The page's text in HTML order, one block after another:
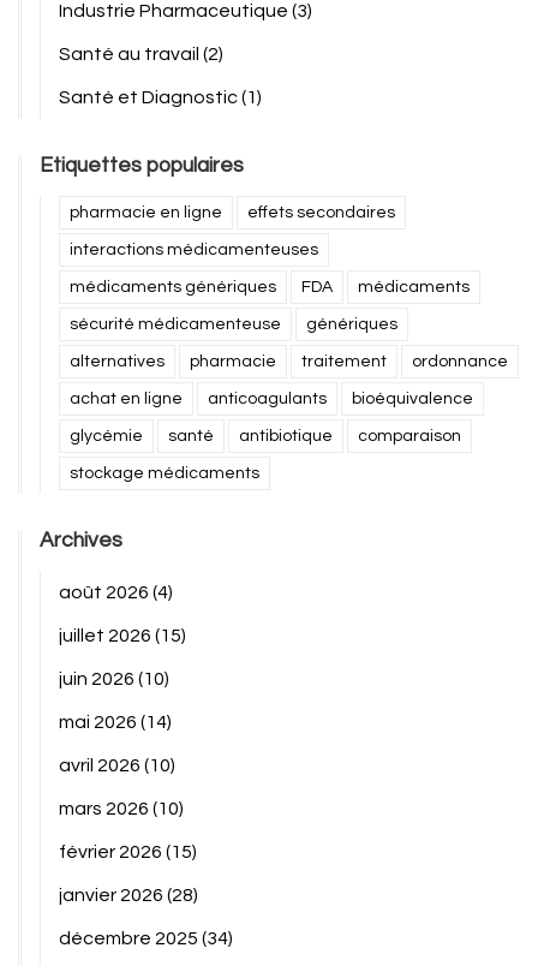
Industrie Pharmaceutique (3)
Santé au travail (2)
Santé et Diagnostic(1)
Etiquettes populaires
pharmacie en ligne effets secondaires
interactions médicamenteuses
médicaments génériques FDA médicaments
sécurité médicamenteuse génériques
alternatives pharmacie traitement ordonnance
achat en ligne anticoagulants bioéquivalence
glycémie santé antibiotique comparaison
stockage médicaments
Archives
août 2026 (4)
juillet 2026 (15)
juin 2026 (10)
mai 2026 (14)
avril 2026 (10)
mars 2026 (10)
février 2026 (15)
janvier 2026 (28)
décembre 2025 (34)